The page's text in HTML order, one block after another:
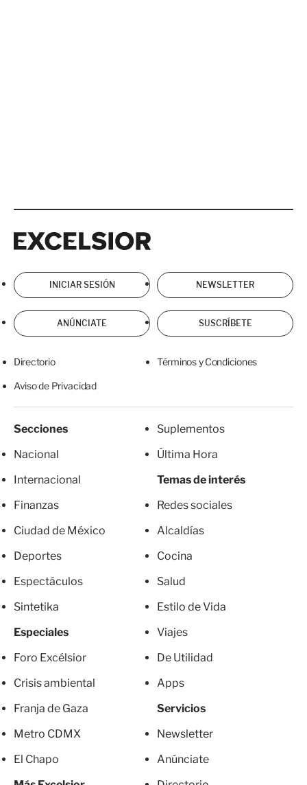
INICIAR SESIÓN NEWSLETTER
ANÚNCIATE SUSCRÍBETE
Directorio Términos y Condiciones
Aviso de Privacidad
Secciones
Nacional
Internacional
Finanzas
Ciudad de México
Deportes
Espectáculos
Sintetika
Especiales
Foro Excélsior
Crisis ambiental
Franja de Gaza
Metro CDMX
El Chapo
Suplementos
Última Hora
Temas de interés
Redes sociales
Alcaldías
Cocina
Salud
Estilo de Vida
Viajes
De Utilidad
Apps
Servicios
Newsletter
Anúnciate